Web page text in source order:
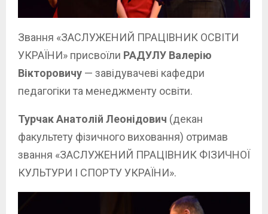
Звання «ЗАСЛУЖЕНИЙ ПРАЦІВНИК ОСВІТИ
УКРАЇНИ» присвоїли РАДУЛУ Валерію
Вікторовичу — завідувачеві кафедри
педагогіки та менеджменту освіти.
Турчак Анатолій Леонідович (декан
факультету фізичного виховання) отримав
звання «ЗАСЛУЖЕНИЙ ПРАЦІВНИК ФІЗИЧНОЇ
КУЛЬТУРИ І СПОРТУ УКРАЇНИ».